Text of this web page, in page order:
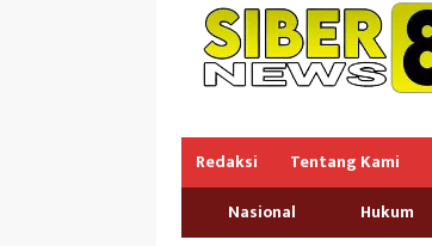
Redaksi Tentang Kami
Nasional
Hukum